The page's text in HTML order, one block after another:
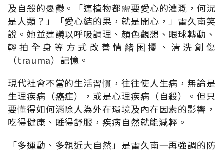
及自殺的憂鬱。「連植物都需要愛心的灌溉，何況
是人類？」「愛心結的果，就是開心，」雷久南笑
說。她並建議以呼吸調理、顏色觀想、眼球轉動、
輕拍全身等方式改善情緒困擾、清洗創傷
（trauma）記憶。
現代社會不當的生活習慣，往往使人生病，無論是
生理疾病（癌症），或是心理疾病（自殺）。但只
要懂得如何消除人為外在環境及內在因素的影響，
吃得健康、睡得舒服，疾病自然就能減輕。
「多運動、多親近大自然」是雷久南一再強調的防